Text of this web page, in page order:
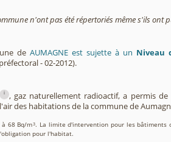
n'ont pas été répertoriés même s'ils ont
de AUMAGNE est sujette à un Niveau
- 02-2012).
i
, gaz naturellement radioactif, a permis
des habitations de la commune de
68 Bq/m3. La limite d'intervention pour les bâtiments
pour l'habitat.